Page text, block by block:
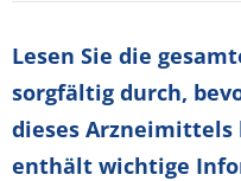
Lesen Sie die
sorgfältig durch,
dieses Arzneimittels
enthält wichtige